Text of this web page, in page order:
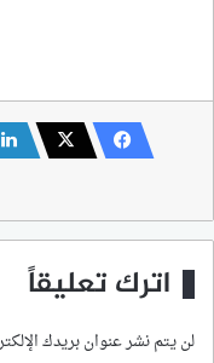
اترك تعليقاً
لن يتم نشر عنوان بريدك